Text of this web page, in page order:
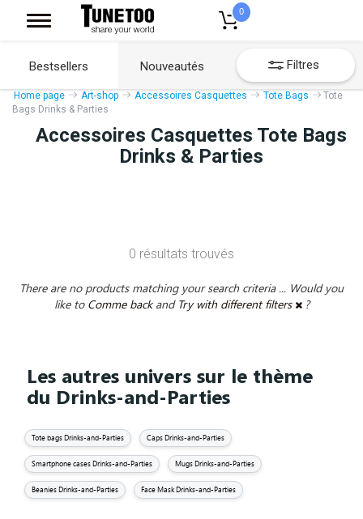
0
Bestsellers Nouveautés Filtres
Home page Art-shop Accessoires Casquettes Tote Bags
Tote
Bags Drinks & Parties
Accessoires Casquettes Tote Bags
Drinks & Parties
0 résultats trouvés
There are no products matching your search criteria ... Would you
like to Comme back and Try with different filters ?
Les autres univers sur le thème
du Drinks-and-Parties
Tote bags Drinks-and-Parties Caps Drinks-and-Parties
Smartphone cases Drinks-and-Parties Mugs Drinks-and-Parties
Beanies Drinks-and-Parties Face Mask Drinks-and-Parties